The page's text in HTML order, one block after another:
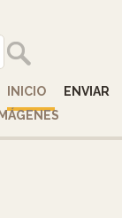
INICIO
ENVIAR
IMÁGENES